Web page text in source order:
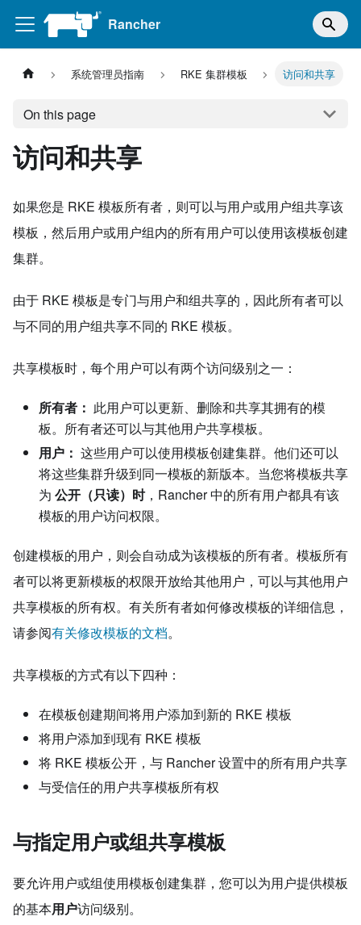
Rancher
系统管理员指南 RKE 集群模板 访问和共享
On this page
访问和共享
如果您是 RKE 模板所有者，则可以与用户或用户组共享该
模板，然后用户或用户组内的所有用户可以使用该模板创建
集群。
由于 RKE 模板是专门与用户和组共享的，因此所有者可以
与不同的用户组共享不同的 RKE 模板。
共享模板时，每个用户可以有两个访问级别之一：
所有者： 此用户可以更新、删除和共享其拥有的模
板。所有者还可以与其他用户共享模板。
用户： 这些用户可以使用模板创建集群。他们还可以
将这些集群升级到同一模板的新版本。当您将模板共享
为 公开（只读）时，Rancher 中的所有用户都具有该
模板的用户访问权限。
创建模板的用户，则会自动成为该模板的所有者。模板所有
者可以将更新模板的权限开放给其他用户，可以与其他用户
共享模板的所有权。有关所有者如何修改模板的详细信息，
请参阅有关修改模板的文档。
共享模板的方式有以下四种：
在模板创建期间将用户添加到新的 RKE 模板
将用户添加到现有 RKE 模板
将 RKE 模板公开，与 Rancher 设置中的所有用户共享
与受信任的用户共享模板所有权
与指定用户或组共享模板
要允许用户或组使用模板创建集群，您可以为用户提供模板
的基本用户访问级别。